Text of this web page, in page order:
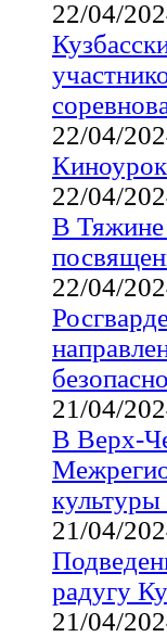
22/04/
22/04/
22/04/
В Тяжине
22/04/
21/04/
В Верх-
культуры
21/04/
радугу
21/04/